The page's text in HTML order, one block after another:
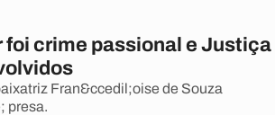
foi crime passional e Justiça
Fran&ccedil;oise de Souza
presa.